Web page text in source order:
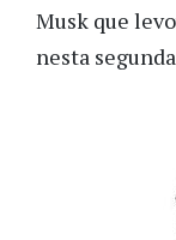
Musk que
nesta